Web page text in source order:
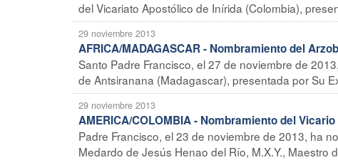
del Vicariato Apostólico de Inírida (Colombia),
29 noviembre 2013
AFRICA/MADAGASCAR - Nombramiento del
Santo Padre Francisco, el 27 de noviembre de
de Antsiranana (Madagascar), presentada por Su
29 noviembre 2013
AMERICA/COLOMBIA - Nombramiento del
Padre Francisco, el 23 de noviembre de 2013, ha
Medardo de Jesús Henao del Río, M.X.Y., Maestro